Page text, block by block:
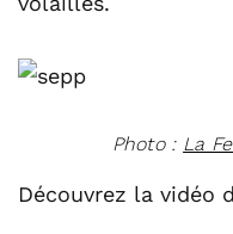
Photo : La
Découvrez la vidéo